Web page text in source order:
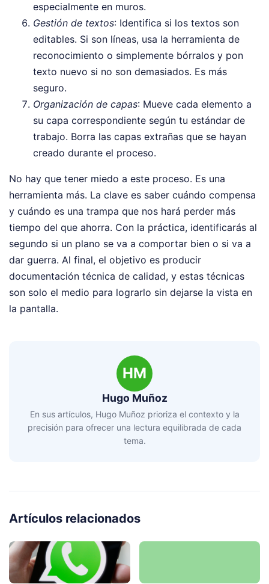
especialmente en muros.
Gestión de textos: Identifica si los textos son
editables. Si son líneas, usa la herramienta de
reconocimiento o simplemente bórralos y pon
texto nuevo si no son demasiados. Es más
seguro.
Organización de capas: Mueve cada elemento a
su capa correspondiente según tu estándar de
trabajo. Borra las capas extrañas que se hayan
creado durante el proceso.
No hay que tener miedo a este proceso. Es una
herramienta más. La clave es saber cuándo compensa
y cuándo es una trampa que nos hará perder más
tiempo del que ahorra. Con la práctica, identificarás al
segundo si un plano se va a comportar bien o si va a
dar guerra. Al final, el objetivo es producir
documentación técnica de calidad, y estas técnicas
son solo el medio para lograrlo sin dejarse la vista en
la pantalla.
HM
Hugo Muñoz
En sus artículos, Hugo Muñoz prioriza el contexto y la
precisión para ofrecer una lectura equilibrada de cada
tema.
Artículos relacionados